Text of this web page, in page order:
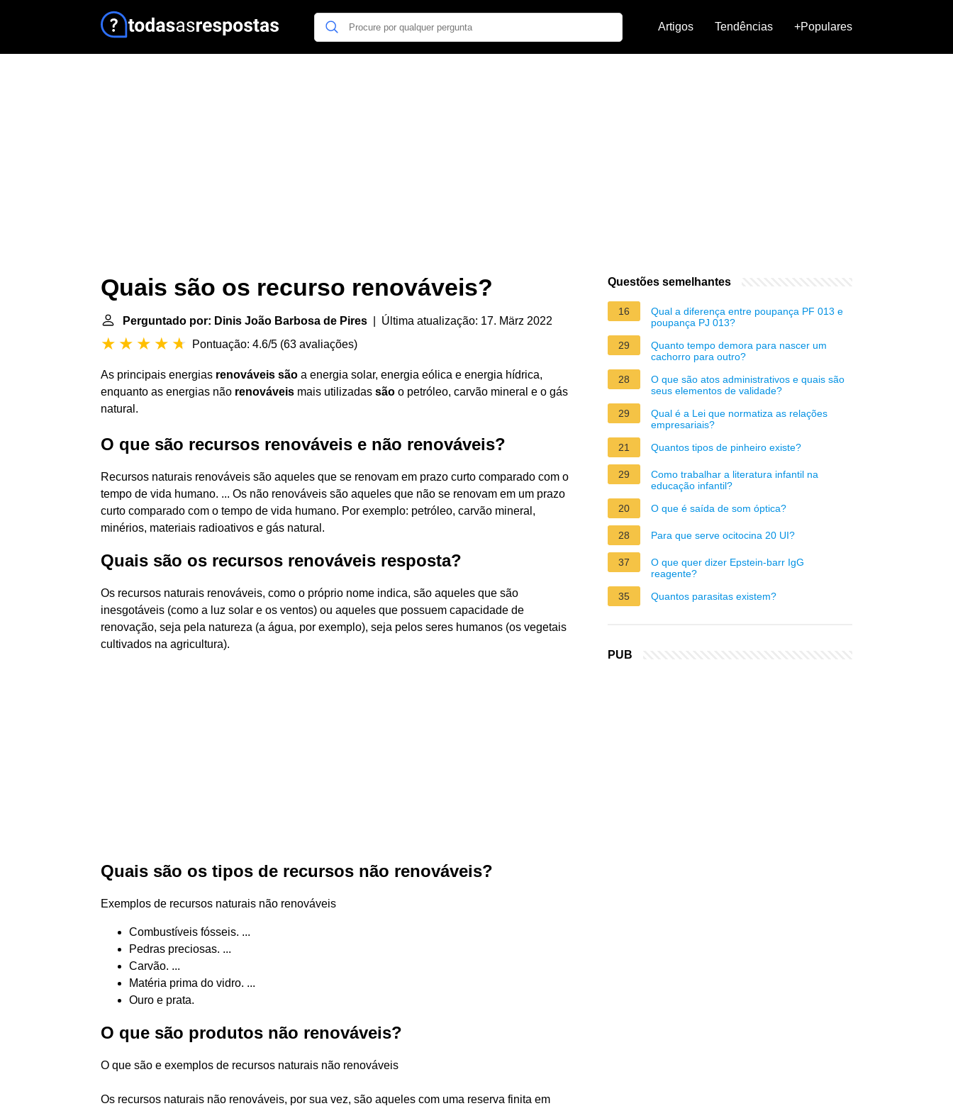
Artigos Tendências +Populares
Quais são os recurso renováveis?
Perguntado por: Dinis João Barbosa de Pires | Última atualização: 17. März 2022
Pontuação: 4.6/5 (63 avaliações)
As principais energias renováveis são a energia solar, energia eólica e energia hídrica,
enquanto as energias não renováveis mais utilizadas são o petróleo, carvão mineral e o gás
natural.
O que são recursos renováveis e não renováveis?
Recursos naturais renováveis são aqueles que se renovam em prazo curto comparado com o
tempo de vida humano. ... Os não renováveis são aqueles que não se renovam em um prazo
curto comparado com o tempo de vida humano. Por exemplo: petróleo, carvão mineral,
minérios, materiais radioativos e gás natural.
Quais são os recursos renováveis resposta?
Os recursos naturais renováveis, como o próprio nome indica, são aqueles que são
inesgotáveis (como a luz solar e os ventos) ou aqueles que possuem capacidade de
renovação, seja pela natureza (a água, por exemplo), seja pelos seres humanos (os vegetais
cultivados na agricultura).
Quais são os tipos de recursos não renováveis?
Exemplos de recursos naturais não renováveis
Combustíveis fósseis. ...
Pedras preciosas. ...
Carvão. ...
Matéria prima do vidro. ...
Ouro e prata.
O que são produtos não renováveis?
O que são e exemplos de recursos naturais não renováveis
Os recursos naturais não renováveis, por sua vez, são aqueles com uma reserva finita em
Questões semelhantes
16
Qual a diferença entre poupança PF 013 e
poupança PJ 013?
29
Quanto tempo demora para nascer um
cachorro para outro?
28
O que são atos administrativos e quais são
seus elementos de validade?
29
Qual é a Lei que normatiza as relações
empresariais?
21
Quantos tipos de pinheiro existe?
29
Como trabalhar a literatura infantil na
educação infantil?
20
O que é saída de som óptica?
28 Para que serve ocitocina 20 UI?
37
O que quer dizer Epstein-barr IgG
reagente?
35
Quantos parasitas existem?
PUB